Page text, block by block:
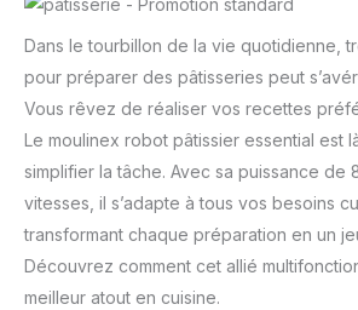
Dans le tourbillon de la vie quotidienne,
pour préparer des pâtisseries peut
Vous rêvez de réaliser vos recettes
Le moulinex robot pâtissier essential est
simplifier la tâche. Avec sa puissance de
vitesses, il s’adapte à tous vos besoins
transformant chaque préparation en un
Découvrez comment cet allié
meilleur atout en cuisine.